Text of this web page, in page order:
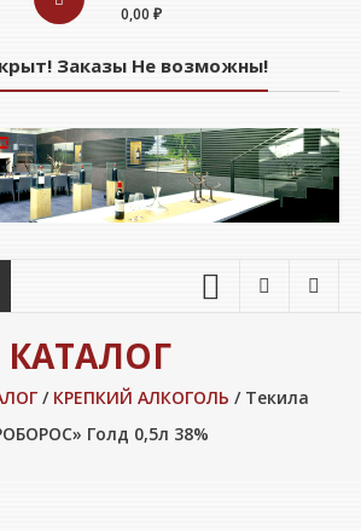
0,00 ₽
Заказы Не возможны!
КАТАЛОГ
/ КРЕПКИЙ АЛКОГОЛЬ / Текила
Голд 0,5л 38%